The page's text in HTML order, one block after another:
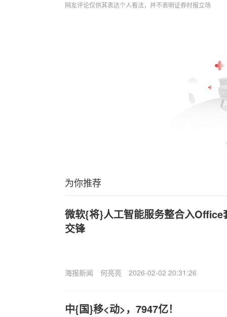
网友评论仅供其表达个人看法，并不表明证券时报立场
为你推荐
微软{将}人工智能服务整合入
交锋
海报新闻 何亮亮 2026-02-02 20:31:26
中{国}移<动>，7947亿！